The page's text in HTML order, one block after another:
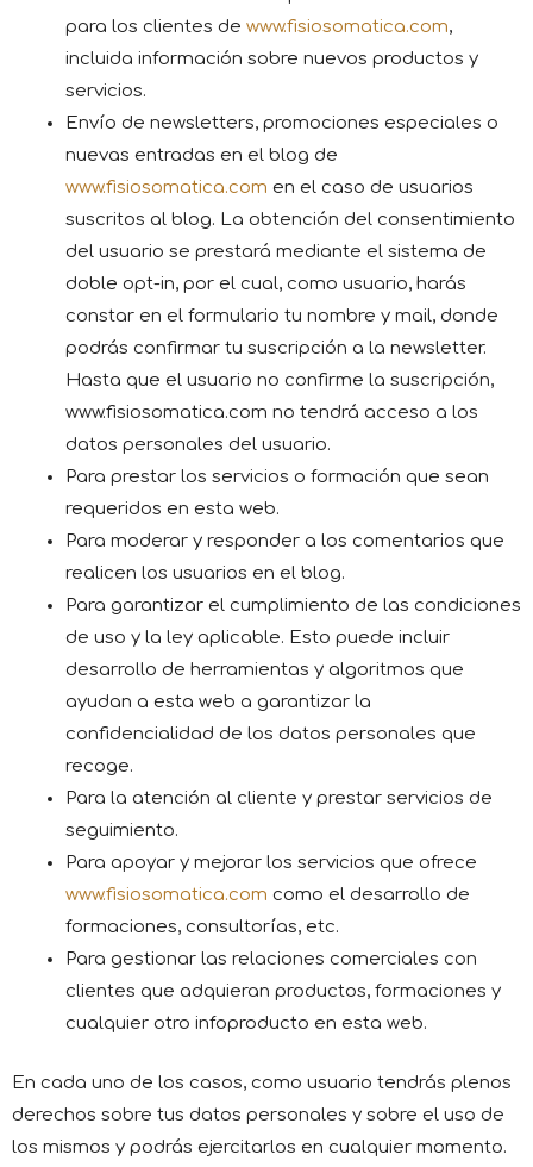
para los clientes de www.fisiosomatica.com,
incluida información sobre nuevos productos y
servicios.
Envío de newsletters, promociones especiales o
nuevas entradas en el blog de
www.fisiosomatica.com en el caso de usuarios
suscritos al blog. La obtención del consentimiento
del usuario se prestará mediante el sistema de
doble opt-in, por el cual, como usuario, harás
constar en el formulario tu nombre y mail, donde
podrás confirmar tu suscripción a la newsletter.
Hasta que el usuario no confirme la suscripción,
www.fisiosomatica.com no tendrá acceso a los
datos personales del usuario.
Para prestar los servicios o formación que sean
requeridos en esta web.
Para moderar y responder a los comentarios que
realicen los usuarios en el blog.
Para garantizar el cumplimiento de las condiciones
de uso y la ley aplicable. Esto puede incluir
desarrollo de herramientas y algoritmos que
ayudan a esta web a garantizar la
confidencialidad de los datos personales que
recoge.
Para la atención al cliente y prestar servicios de
seguimiento.
Para apoyar y mejorar los servicios que ofrece
www.fisiosomatica.com como el desarrollo de
formaciones, consultorías, etc.
Para gestionar las relaciones comerciales con
clientes que adquieran productos, formaciones y
cualquier otro infoproducto en esta web.
En cada uno de los casos, como usuario tendrás plenos
derechos sobre tus datos personales y sobre el uso de
los mismos y podrás ejercitarlos en cualquier momento.